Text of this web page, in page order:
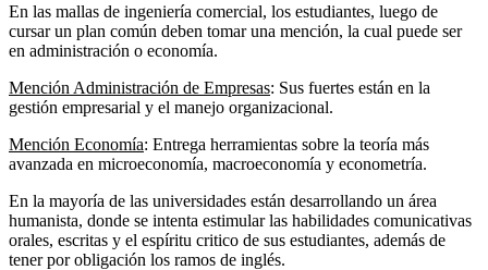
En las mallas de ingeniería comercial, los estudiantes, luego de
cursar un plan común deben tomar una mención, la cual puede ser
en administración o economía.
Mención Administración de Empresas: Sus fuertes están en la
gestión empresarial y el manejo organizacional.
Mención Economía: Entrega herramientas sobre la teoría más
avanzada en microeconomía, macroeconomía y econometría.
En la mayoría de las universidades están desarrollando un área
humanista, donde se intenta estimular las habilidades comunicativas
orales, escritas y el espíritu critico de sus estudiantes, además de
tener por obligación los ramos de inglés.